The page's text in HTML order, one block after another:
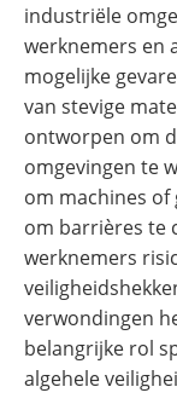
industriële
werknemers en
mogelijke
van stevige
ontworpen om
omgevingen te
om machines of
om barrières te
werknemers
verwondingen
belangrijke rol
algehele